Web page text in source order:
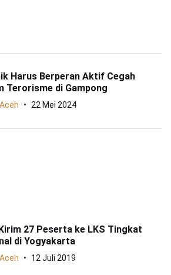
Harus Berperan Aktif Cegah
Terorisme di Gampong
22 Mei 2024
27 Peserta ke LKS Tingkat
di Yogyakarta
12 Juli 2019